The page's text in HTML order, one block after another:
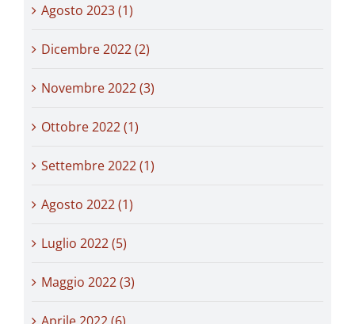
Agosto 2023 (1)
Dicembre 2022 (2)
Novembre 2022 (3)
Ottobre 2022 (1)
Settembre 2022 (1)
Agosto 2022 (1)
Luglio 2022 (5)
Maggio 2022 (3)